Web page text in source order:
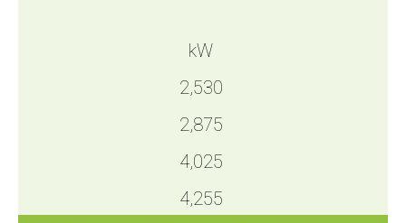
kW
2,530
2,875
4,025
4,255